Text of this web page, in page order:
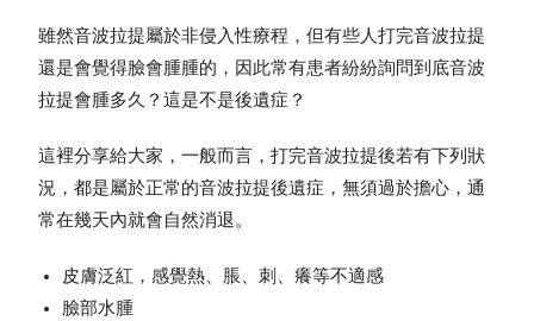
雖然音波拉提屬於非侵入性療程，但有些人打完音波拉提
還是會覺得臉會腫腫的，因此常有患者紛紛詢問到底音波
拉提會腫多久？這是不是後遺症？
這裡分享給大家，一般而言，打完音波拉提後若有下列狀
況，都是屬於正常的音波拉提後遺症，無須過於擔心，通
常在幾天內就會自然消退。
皮膚泛紅，感覺熱、脹、刺、癢等不適感
臉部水腫